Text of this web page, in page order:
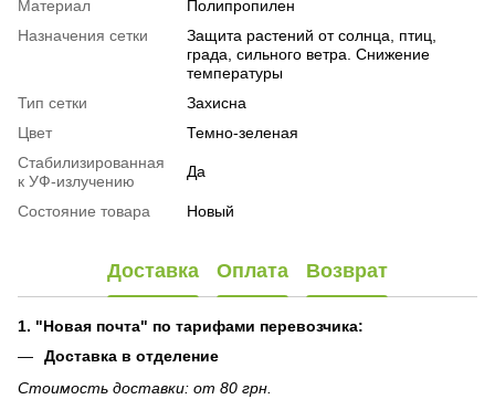
Материал
Полипропилен
Назначения сетки
Защита растений от солнца, птиц,
града, сильного ветра. Снижение
температуры
Тип сетки
Захисна
Цвет
Темно-зеленая
Стабилизированная
к УФ-излучению
Да
Состояние товара Новый
Доставка Оплата Возврат
1. "Новая почта" по тарифами перевозчика:
Доставка в отделение
Стоимость доставки: от 80 грн.